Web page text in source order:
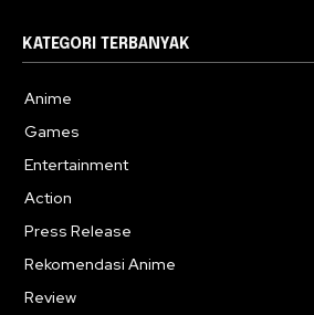
KATEGORI TERBANYAK
Anime
Games
Entertainment
Action
Press Release
Rekomendasi Anime
Review